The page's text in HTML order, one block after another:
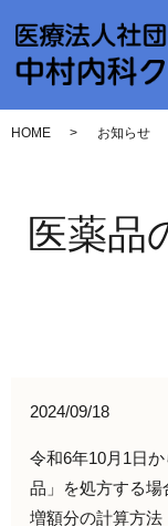
HOME お知らせ
医薬品
2024/09/18
令和6年10月1日
品」を処方する場
増額分の計算